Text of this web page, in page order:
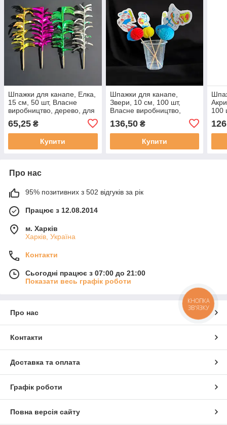
Шпажки для канапе, Елка,
15 см, 50 шт, Власне
виробництво, дерево, для
канапе, закусок, фруктів,
десертів
65,25 ₴
Купити
Шпажки для канапе,
Звери, 10 см, 100 шт,
Власне виробництво,
закусок, фруктів, десертів
136,50₴
Купити
100
126
Про нас
95% позитивних з 502 відгуків за рік
Працює з 12.08.2014
м. Харків
Харків, Україна
Контакти
Сьогодні працює з 07:00 до 21:00
Показати весь графік роботи
Про нас
Контакти
Доставка та оплата
Графік роботи
Повна версія сайту
КНОПКА
ЗВ'ЯЗКУ